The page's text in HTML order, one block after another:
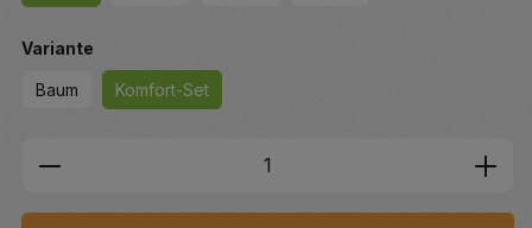
Varianteauswählen
Baum Komfort-Set
Produkt Anzahl: Gib den